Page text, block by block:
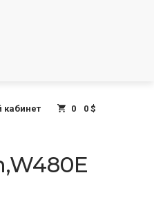
0 0 $